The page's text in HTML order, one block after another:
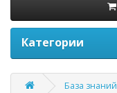
Категории
База знаний